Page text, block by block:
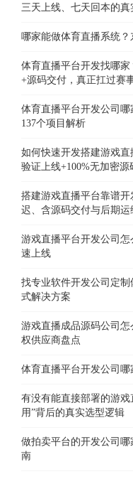
三天上线、七天回本的真
哪家能做体育直播系统
体育直播平台开发找哪家
+源码交付，真正扛过赛
体育直播平台开发公司
137个项目解析
如何快速开发搭建游戏
验证上线+100%无加密源
搭建游戏直播平台靠谱
迟、含源码交付与后期运
游戏直播平台开发公司
速上线
找专业软件开发公司定
式解决方案
游戏直播成品源码公司
权供应商盘点
体育直播平台开发公司
有没有能直接部署的游
用”背后的真实选型逻辑
做拍卖平台的开发公司
南